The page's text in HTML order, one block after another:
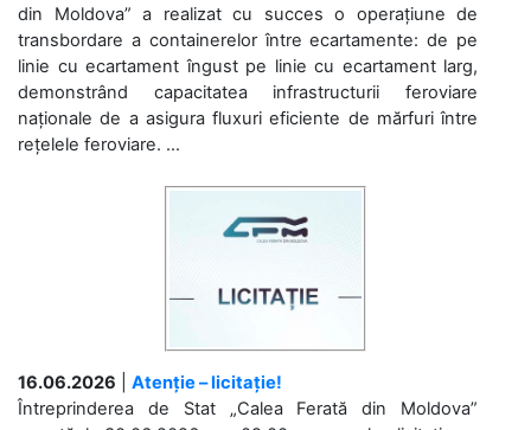
din Moldova” a realizat cu succes o operațiune de
transbordare a containerelor între ecartamente: de pe
linie cu ecartament îngust pe linie cu ecartament larg,
demonstrând capacitatea infrastructurii feroviare
naționale de a asigura fluxuri eficiente de mărfuri între
rețelele feroviare. ...
16.06.2026
Atenție – licitație!
Întreprinderea de Stat „Calea Ferată din Moldova”